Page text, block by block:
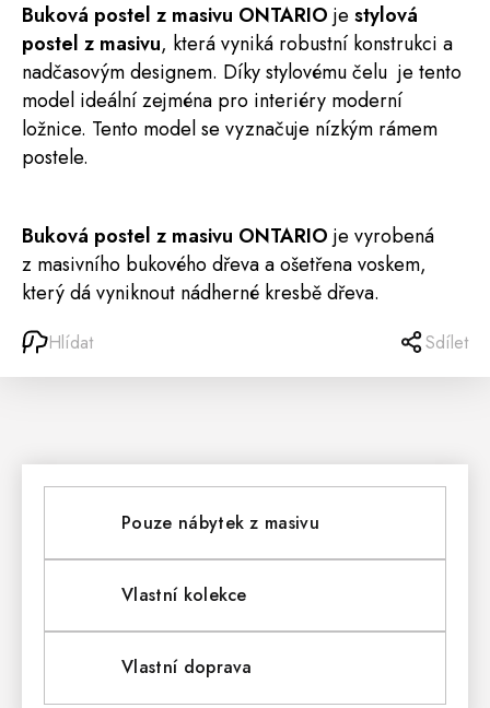
Buková postel z masivu ONTARIO je stylová
postel z masivu, která vyniká robustní konstrukci a
nadčasovým designem. Díky stylovému čelu je tento
model ideální zejména pro interiéry moderní
ložnice. Tento model se vyznačuje nízkým rámem
postele.
Buková postel z masivu ONTARIO je vyrobená
z masivního bukového dřeva a ošetřena voskem,
který dá vyniknout nádherné kresbě dřeva.
Hlídat Sdílet
Pouze nábytek z masivu
Vlastní kolekce
Vlastní doprava